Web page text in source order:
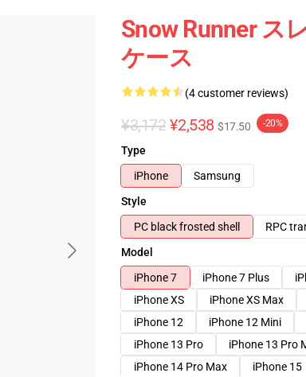
Snow Runner ス
ケース
(4 customer reviews)
¥3,172 ¥2,538 $17.50 -20%
Type
iPhone
Samsung
Style
PC black frosted shell
RPC
Model
iPhone 7
iPhone 7 Plus
iPhone XS
iPhone XS Max
iPhone 12
iPhone 12 Mini
iPhone 13 Pro
iPhone 13 Pro
iPhone 14 Pro Max
iPhone 15